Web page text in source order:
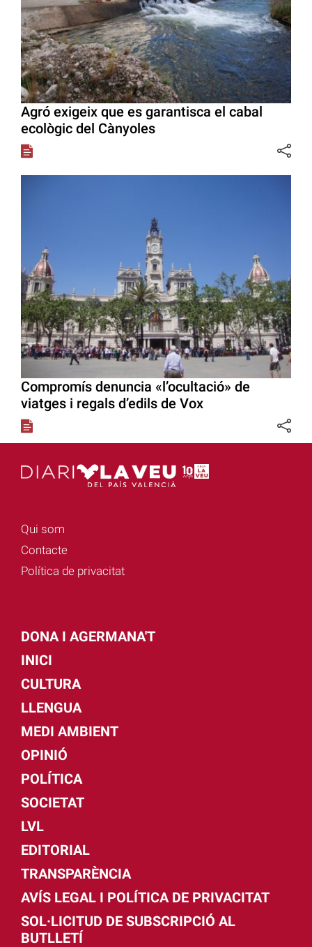
Agró exigeix que es garantisca el cabal
ecològic del Cànyoles
Compromís denuncia «l’ocultació» de
viatges i regals d’edils de Vox
Qui som
Contacte
Política de privacitat
DONA I AGERMANA'T
INICI
CULTURA
LLENGUA
MEDI AMBIENT
OPINIÓ
POLÍTICA
SOCIETAT
LVL
EDITORIAL
TRANSPARÈNCIA
AVÍS LEGAL I POLÍTICA DE PRIVACITAT
SOL·LICITUD DE SUBSCRIPCIÓ AL
BUTLLETÍ